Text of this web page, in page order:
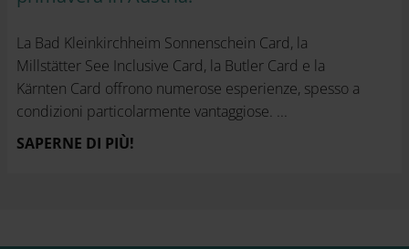
La Bad Kleinkirchheim Sonnenschein Card, la
Millstätter See Inclusive Card, la Butler Card e la
Kärnten Card offrono numerose esperienze, spesso a
condizioni particolarmente vantaggiose. ...
SAPERNE DI PIÙ!